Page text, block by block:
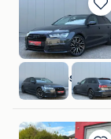
in
Mijn
Autos Zebs
Genk